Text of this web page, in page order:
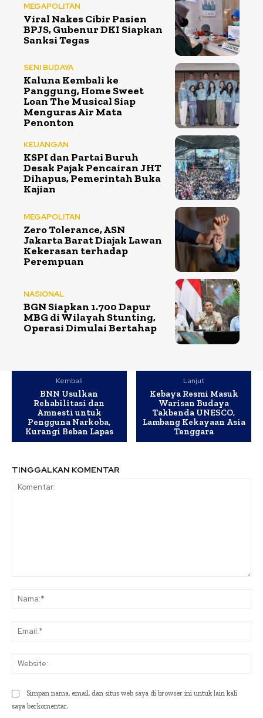
MEGAPOLITAN
Viral Nakes Cibir Pasien
BPJS, Gubenur DKI Siapkan
Sanksi Tegas
SENI BUDAYA
Kaluna Kembali ke
Panggung, Home Sweet
Loan The Musical Siap
Menguras Air Mata
Penonton
KEUANGAN
KSPI dan Partai Buruh
Desak Pajak Pencairan JHT
Dihapus, Pemerintah Buka
Kajian
MEGAPOLITAN
Zero Tolerance, ASN
Jakarta Barat Diajak Lawan
Kekerasan terhadap
Perempuan
NASIONAL
BGN Siapkan 1.700 Dapur
MBG di Wilayah Stunting,
Operasi Dimulai Bertahap
Kembali
BNN Usulkan
Rehabilitasi dan
Amnesti untuk
Pengguna Narkoba,
Kurangi Beban Lapas
Lanjut
Kebaya Resmi Masuk
Warisan Budaya
Takbenda UNESCO,
Lambang Kekayaan Asia
Tenggara
TINGGALKAN KOMENTAR
Simpan nama, email, dan situs web saya di browser ini untuk lain kali
saya berkomentar.